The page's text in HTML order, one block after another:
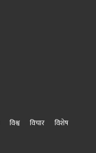
विश्व विचार
विशेष